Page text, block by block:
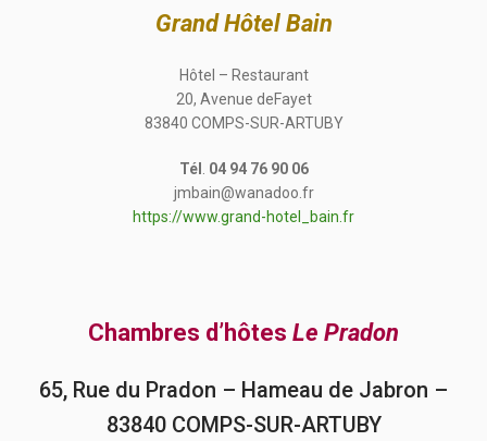
Grand Hôtel Bain
Hôtel – Restaurant
20, Avenue deFayet
83840 COMPS-SUR-ARTUBY
Tél . 04 94 76 90 06
jmbain@wanadoo.fr
https://www.grand-hotel_bain.fr
Chambres d’hôtes Le Pradon
65, Rue du Pradon – Hameau de Jabron –
83840 COMPS-SUR-ARTUBY